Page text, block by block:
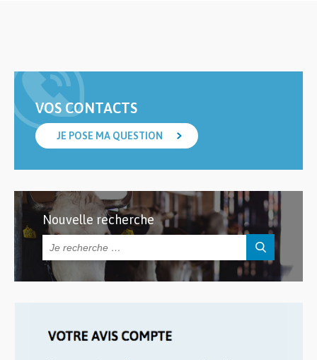
VOS CONTACTS
JE POSE MA QUESTION
Nouvelle recherche